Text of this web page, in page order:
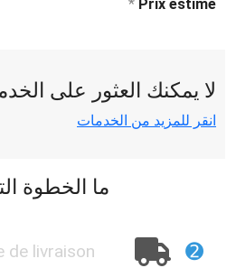
Prix estimé
*
لا يمكنك العثور على
انقر للمزيد من الخدمات
ما الخطوة
➋
de livraison